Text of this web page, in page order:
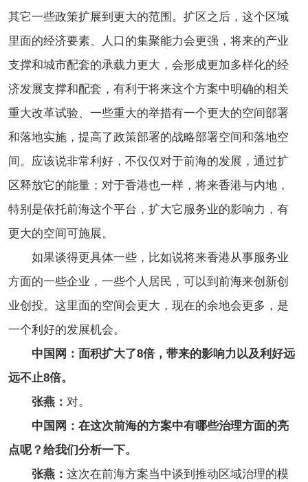
其它一些政策扩展到更大的范围。扩区之后，这个区域
里面的经济要素、人口的集聚能力会更强，将来的产业
支撑和城市配套的承载力更大，会形成更加多样化的经
济发展支撑和配套，有利于将来这个方案中明确的相关
重大改革试验、一些重大的举措有一个更大的空间部署
和落地实施，提高了政策部署的战略部署空间和落地空
间。应该说非常利好，不仅仅对于前海的发展，通过扩
区释放它的能量；对于香港也一样，将来香港与内地，
特别是依托前海这个平台，扩大它服务业的影响力，有
更大的空间可施展。
如果谈得更具体一些，比如说将来香港从事服务业
方面的一些企业，一些个人居民，可以到前海来创新创
业创投。这里面的空间会更大，现在的余地会更多，是
一个利好的发展机会。
中国网：面积扩大了8倍，带来的影响力以及利好远
远不止8倍。
张燕： 对。
中国网：在这次前海的方案中有哪些治理方面的亮
点呢？给我们分析一下。
张燕： 这次在前海方案当中谈到推动区域治理的模